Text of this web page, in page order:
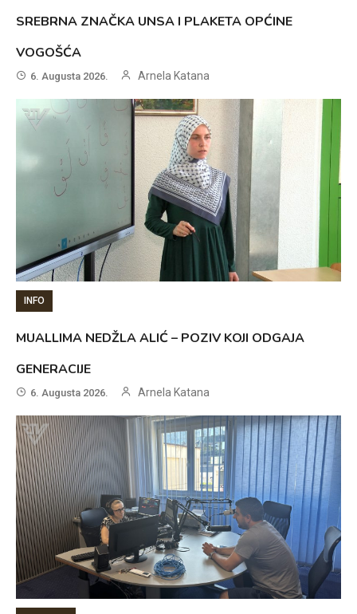
SREBRNA ZNAČKA UNSA I PLAKETA OPĆINE
VOGOŠĆA
6. Augusta 2026. Arnela Katana
INFO
MUALLIMA NEDŽLA ALIĆ – POZIV KOJI ODGAJA
GENERACIJE
6. Augusta 2026. Arnela Katana